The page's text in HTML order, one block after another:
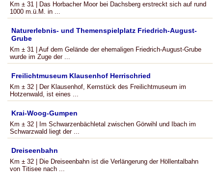
Km ± 31 | Das Horbacher Moor bei Dachsberg erstreckt sich auf rund
1000 m.ü.M. in ...
Naturerlebnis- und Themenspielplatz Friedrich-August-
Grube
Km ± 31 | Auf dem Gelände der ehemaligen Friedrich-August-Grube
wurde im Zuge der ...
Freilichtmuseum Klausenhof Herrischried
Km ± 32 | Der Klausenhof, Kernstück des Freilichtmuseum im
Hotzenwald, ist eines ...
Krai-Woog-Gumpen
Km ± 32 | Im Schwarzenbächletal zwischen Görwihl und Ibach im
Schwarzwald liegt der ...
Dreiseenbahn
Km ± 32 | Die Dreiseenbahn ist die Verlängerung der Höllentalbahn
von Titisee nach ...